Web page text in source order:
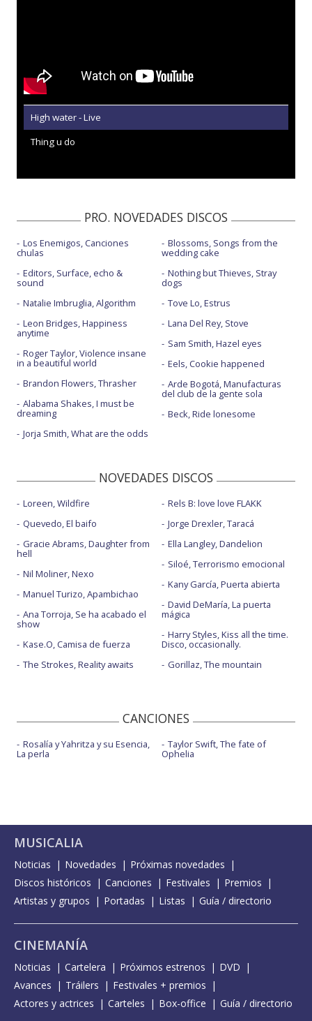
High water - Live
Thing u do
PRO. NOVEDADES DISCOS
Los Enemigos, Canciones
chulas
Editors, Surface, echo &
sound
Natalie Imbruglia, Algorithm
Leon Bridges, Happiness
anytime
Roger Taylor, Violence insane
in a beautiful world
Brandon Flowers, Thrasher
Alabama Shakes, I must be
dreaming
Jorja Smith, What are the odds
Blossoms, Songs from the
wedding cake
Nothing but Thieves, Stray
dogs
Tove Lo, Estrus
Lana Del Rey, Stove
Sam Smith, Hazel eyes
Eels, Cookie happened
Arde Bogotá, Manufacturas
del club de la gente sola
Beck, Ride lonesome
NOVEDADES DISCOS
Loreen, Wildfire
Quevedo, El baifo
Gracie Abrams, Daughter from
hell
Nil Moliner, Nexo
Manuel Turizo, Apambichao
Ana Torroja, Se ha acabado el
show
Kase.O, Camisa de fuerza
The Strokes, Reality awaits
Rels B: love love FLAKK
Jorge Drexler, Taracá
Ella Langley, Dandelion
Siloé, Terrorismo emocional
Kany García, Puerta abierta
David DeMaría, La puerta
mágica
Harry Styles, Kiss all the time.
Disco, occasionally.
Gorillaz, The mountain
CANCIONES
Rosalía y Yahritza y su Esencia,
La perla
Taylor Swift, The fate of
Ophelia
MUSICALIA
Noticias Novedades
Próximas novedades
Discos históricos
Canciones Festivales
Premios
Artistas y grupos
Portadas Listas Guía / directorio
CINEMANÍA
Noticias Cartelera Próximos estrenos
DVD
Avances
Tráilers
Festivales + premios
Actores y actrices
Carteles Box-office Guía / directorio